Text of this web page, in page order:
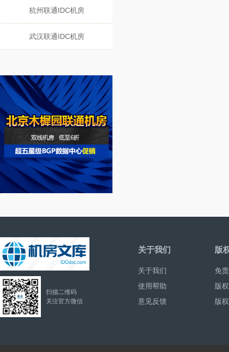
杭州联通IDC机房
武汉联通IDC机房
扫描二维码
关注官方微信
关于我们
关于我们
使用帮助
意见反馈
版
免
版
版